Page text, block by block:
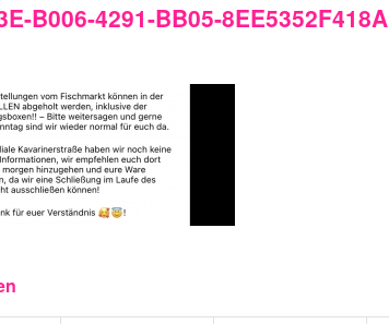
B006-4291-BB05-8EE5352F418A